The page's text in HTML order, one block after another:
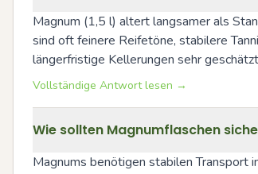
Magnum (1,5 l) altert langsamer als
sind oft feinere Reifetöne, stabilere
längerfristige Kellerungen sehr
Vollständige Antwort lesen →
Wie sollten Magnumflaschen
Magnums benötigen stabilen Transport